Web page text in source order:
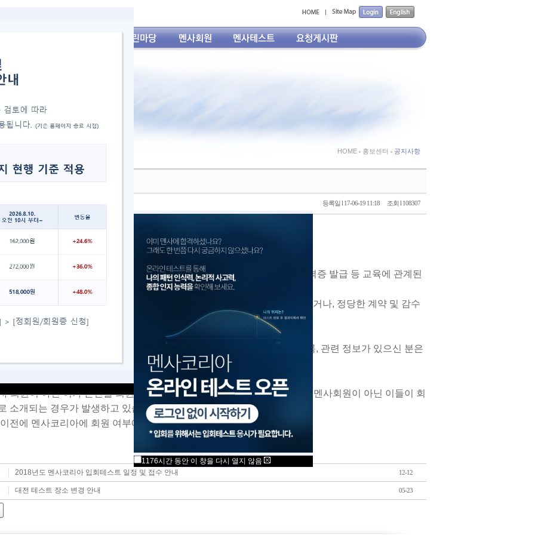
HOME 홍보센터 공지사항
련 주의 사항 공지
등록일 l 17-06-19 11:18 조회 l 108307
(코리아)는 국내에서 유치원, 학원 등의 교육사업 운영이나, 교육교재, 자격증 발급 등 교육에 관계된
수익사업도 하고 있지 않으며, 직접적으로 관여되어 있지 않습니다.
보누스(바이킹)’ 출판사의 멘사관련 서적들은 멘사(코리아)를 통해 제작되거나, 정당한 계약 및 감수
출판되고 있는 서적들입니다.
에 가입시켜주겠다며 접근하는 학원, 개인에 의한 피해를 입지 않으시도록, 관련 정보가 있으신 분은
이메일 등을 통해 적극적인 제보를 부탁드립니다.
회원이 아닌 이가 본인을 회원이라고 말하여 신문, 방송 등의 언론에서도 멘사회원이 아닌 이들이 회
소개되는 경우가 발생하고 있습니다.
전에 멘사코리아에 회원 여부에 대한 확인을 해주시기 바랍니다.
2018년도 멘사코리아 입회테스트 일정 및 접수 안내 12-12
대전 테스트 장소 변경 안내 05-23
1176시간 동안 이 창을 다시 열지 않음